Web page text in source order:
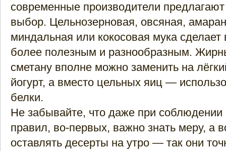
современные производители
выбор. Цельнозерновая, овсяная,
миндальная или кокосовая мука
более полезным и разнообразным.
сметану вполне можно заменить на
йогурт, а вместо цельных яиц —
белки.
Не забывайте, что даже при соблюдении
правил, во-первых, важно знать меру, а
оставлять десерты на утро — так они